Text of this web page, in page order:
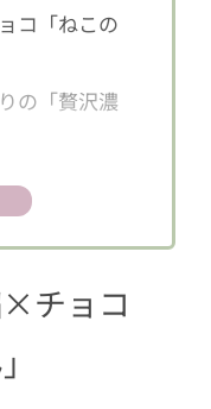
コ「ねこの
の「贅沢濃
チョコ